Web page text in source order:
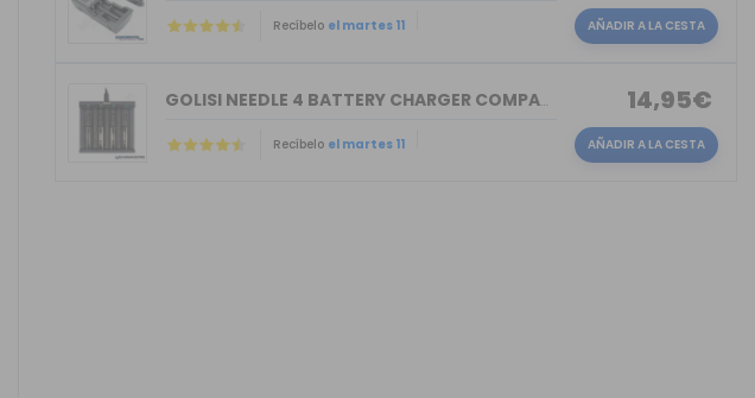
Recíbelo el martes 11 AÑADIR A LA CESTA
GOLISI NEEDLE 4 BATTERY CHARGER COMPACT
Recíbelo el martes 11
14,95€
AÑADIR A LA CESTA